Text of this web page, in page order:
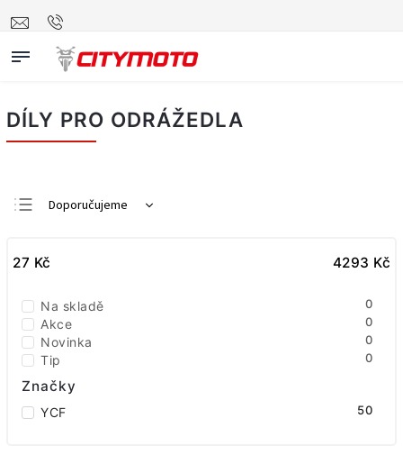
DÍLY PRO ODRÁŽEDLA
Doporučujeme
Nejdražší
Abecedně
27 Kč 4293 Kč
Na skladě 0
Akce 0
Novinka 0
Tip 0
Značky
YCF 50